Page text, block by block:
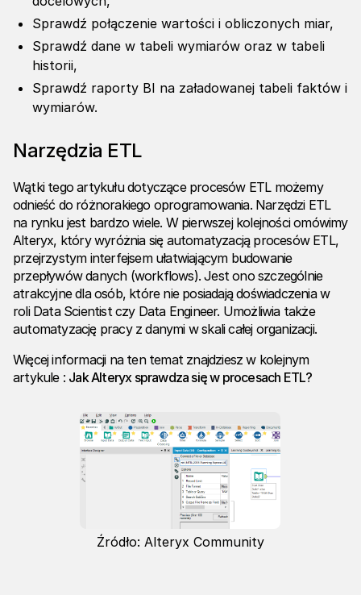
Sprawdź połączenie wartości i obliczonych miar,
Sprawdź dane w tabeli wymiarów oraz w tabeli
historii,
Sprawdź raporty BI na załadowanej tabeli faktów i
wymiarów.
Narzędzia ETL
Wątki tego artykułu dotyczące procesów ETL możemy
odnieść do różnorakiego oprogramowania. Narzędzi ETL
na rynku jest bardzo wiele. W pierwszej kolejności omówimy
Alteryx, który wyróżnia się automatyzacją procesów ETL,
przejrzystym interfejsem ułatwiającym budowanie
przepływów danych (workflows). Jest ono szczególnie
atrakcyjne dla osób, które nie posiadają doświadczenia w
roli Data Scientist czy Data Engineer. Umożliwia także
automatyzację pracy z danymi w skali całej organizacji.
Więcej informacji na ten temat znajdziesz w kolejnym
artykule : Jak Alteryx sprawdza się w procesach ETL?
Źródło: Alteryx Community